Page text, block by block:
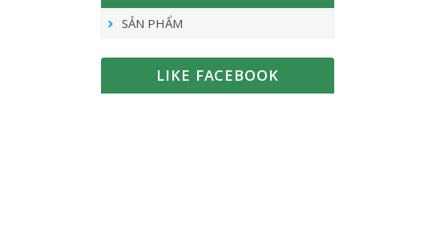
SẢN PHẨM
LIKE FACEBOOK